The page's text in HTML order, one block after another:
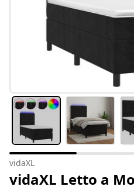
vidaXL
vidaXL Letto a